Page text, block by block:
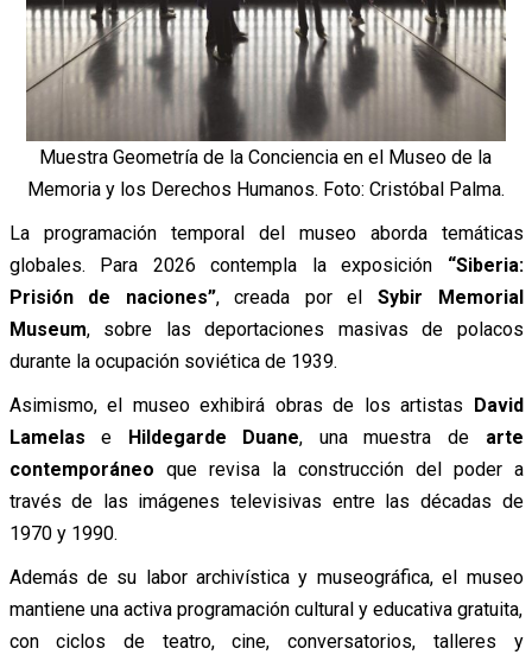
Muestra Geometría de la Conciencia en el Museo de la
Memoria y los Derechos Humanos. Foto: Cristóbal Palma.
La programación temporal del museo aborda temáticas
globales. Para 2026 contempla la exposición “Siberia:
Prisión de naciones”, creada por el Sybir Memorial
Museum, sobre las deportaciones masivas de polacos
durante la ocupación soviética de 1939.
Asimismo, el museo exhibirá obras de los artistas
David
Lamelas e Hildegarde Duane, una muestra de arte
contemporáneo que revisa la construcción del poder a
través de las imágenes televisivas entre las décadas de
1970 y 1990.
Además de su labor archivística y museográfica, el museo
mantiene una activa programación cultural y educativa gratuita,
con ciclos de teatro, cine, conversatorios, talleres y